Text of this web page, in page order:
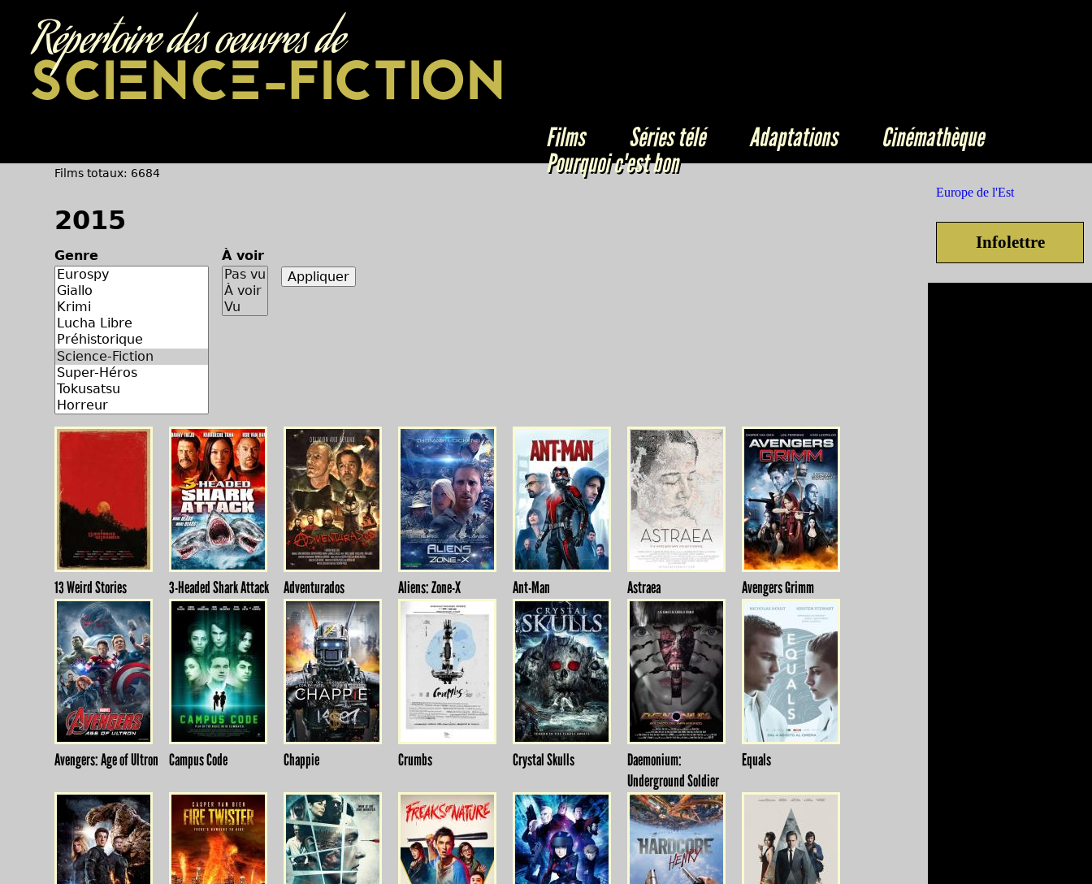
Répertoire des oeuvres de
SCIENCE-FICTION
Films totaux: 6684
2015
Genre À voir
13 Weird Stories 3-Headed Shark Attack Adventurados Aliens: Zone-X Ant-Man Astraea Avengers Grimm
Avengers: Age of Ultron Campus Code Chappie Crumbs Crystal Skulls
Daemonium:
Underground Soldier
Equals
Films Séries télé Adaptations
Cinémathèque
Pourquoi c'est bon
Europe de l'Est
Infolettre